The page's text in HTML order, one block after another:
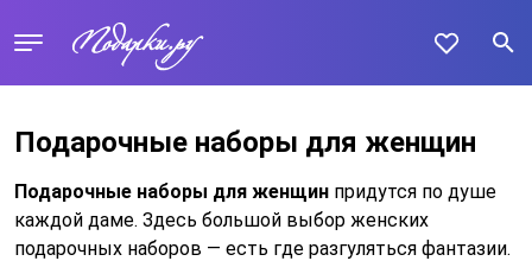
Подарочные наборы для женщин
Подарочные наборы для женщин придутся по душе
каждой даме. Здесь большой выбор женских
подарочных наборов — есть где разгуляться фантазии.